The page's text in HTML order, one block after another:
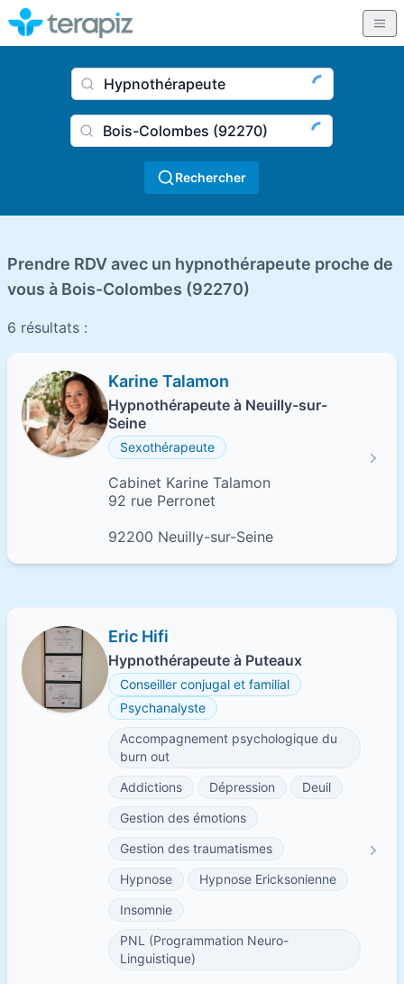
Nom du praticien, profession
Ville
Rechercher
Prendre RDV avec un hypnothérapeute proche de
vous à Bois-Colombes (92270)
6 résultats :
Karine Talamon
Hypnothérapeute à Neuilly-sur-
Seine
Sexothérapeute
Cabinet Karine Talamon
92 rue Perronet
92200 Neuilly-sur-Seine
Eric Hifi
Hypnothérapeute à Puteaux
Conseiller conjugal et familial
Psychanalyste
Accompagnement psychologique du
burn out
Addictions
Dépression
Deuil
Gestion des émotions
Gestion des traumatismes
Hypnose
Hypnose Ericksonienne
Insomnie
PNL (Programmation Neuro-
Linguistique)